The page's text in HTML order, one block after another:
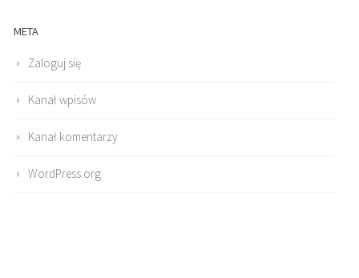
META
Zaloguj się
Kanał wpisów
Kanał komentarzy
WordPress.org